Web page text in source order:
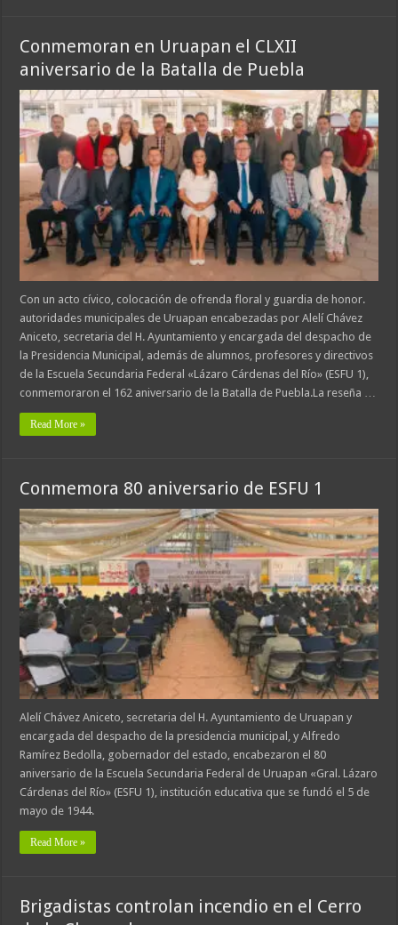
Conmemoran en Uruapan el CLXII
aniversario de la Batalla de Puebla
Con un acto cívico, colocación de ofrenda floral y guardia de honor.
autoridades municipales de Uruapan encabezadas por Alelí Chávez
Aniceto, secretaria del H. Ayuntamiento y encargada del despacho de
la Presidencia Municipal, además de alumnos, profesores y directivos
de la Escuela Secundaria Federal «Lázaro Cárdenas del Río» (ESFU 1),
conmemoraron el 162 aniversario de la Batalla de Puebla.La reseña …
Read More »
Conmemora 80 aniversario de ESFU 1
Alelí Chávez Aniceto, secretaria del H. Ayuntamiento de Uruapan y
encargada del despacho de la presidencia municipal, y Alfredo
Ramírez Bedolla, gobernador del estado, encabezaron el 80
aniversario de la Escuela Secundaria Federal de Uruapan «Gral. Lázaro
Cárdenas del Río» (ESFU 1), institución educativa que se fundó el 5 de
mayo de 1944.
Read More »
Brigadistas controlan incendio en el Cerro